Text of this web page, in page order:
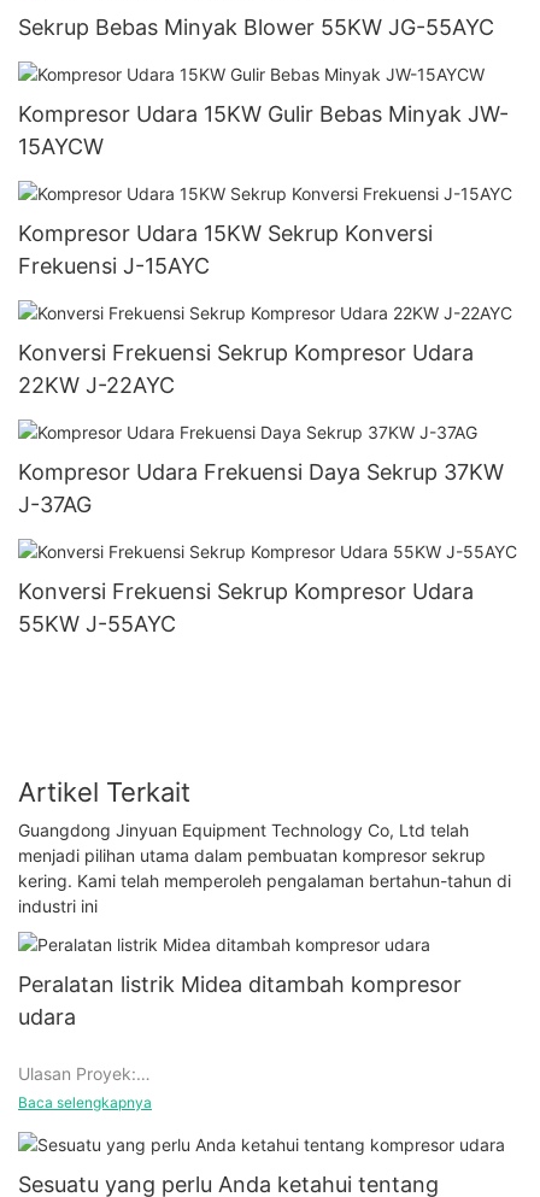
Sekrup Bebas Minyak Blower 55KW JG-55AYC
Kompresor Udara 15KW Gulir Bebas Minyak JW-
15AYCW
Kompresor Udara 15KW Sekrup Konversi
Frekuensi J-15AYC
Konversi Frekuensi Sekrup Kompresor Udara
22KW J-22AYC
Kompresor Udara Frekuensi Daya Sekrup 37KW
J-37AG
Konversi Frekuensi Sekrup Kompresor Udara
55KW J-55AYC
Artikel Terkait
Guangdong Jinyuan Equipment Technology Co, Ltd telah
menjadi pilihan utama dalam pembuatan kompresor sekrup
kering. Kami telah memperoleh pengalaman bertahun-tahun di
industri ini
Peralatan listrik Midea ditambah kompresor
udara
Ulasan Proyek:
Peralatan listrik Midea sebagai merek peralatan listrik rumah
tangga yang terkenal, di banyak pusat perbelanjaan memiliki
Baca selengkapnya
Sesuatu yang perlu Anda ketahui tentang